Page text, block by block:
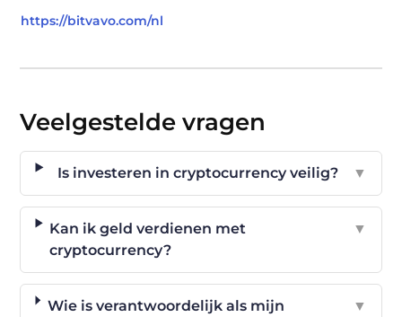
https://bitvavo.com/nl
Veelgestelde vragen
Is investeren in cryptocurrency veilig? ▼
Kan ik geld verdienen met
cryptocurrency?
▼
Wie is verantwoordelijk als mijn
▼